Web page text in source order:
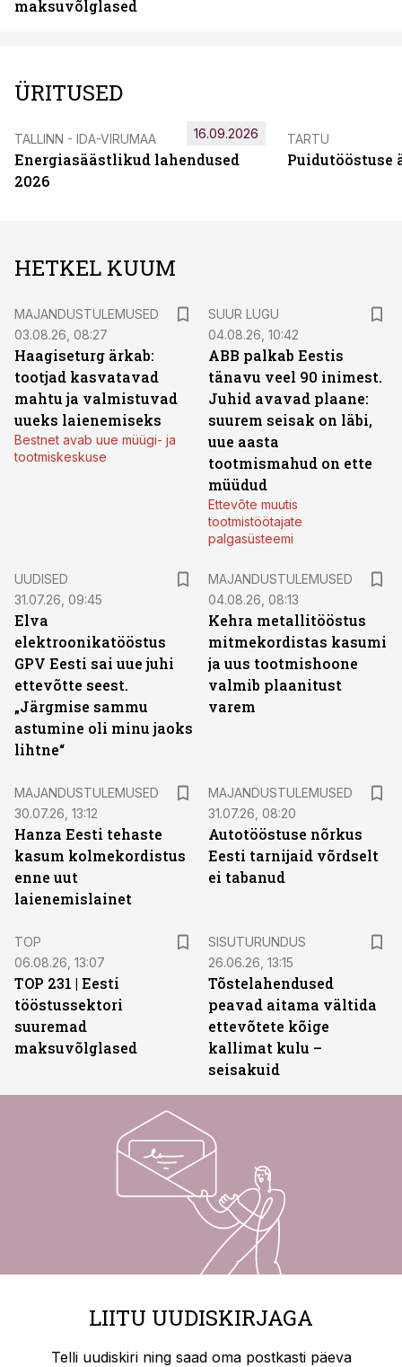
maksuvõlglased
ÜRITUSED
TALLINN - IDA-VIRUMAA
Energiasäästlikud lahendused
2026
16.09.2026 TARTU
Puidutööstuse
HETKEL KUUM
MAJANDUSTULEMUSED
03.08.26, 08:27
Haagiseturg ärkab:
tootjad kasvatavad
mahtu ja valmistuvad
uueks laienemiseks
Bestnet avab uue müügi- ja
tootmiskeskuse
SUUR LUGU
04.08.26, 10:42
ABB palkab Eestis
tänavu veel 90 inimest.
Juhid avavad plaane:
suurem seisak on läbi,
uue aasta
tootmismahud on ette
müüdud
Ettevõte muutis
tootmistöötajate
palgasüsteemi
UUDISED
31.07.26, 09:45
Elva
elektroonikatööstus
GPV Eesti sai uue juhi
ettevõtte seest.
„Järgmise sammu
astumine oli minu jaoks
lihtne“
MAJANDUSTULEMUSED
04.08.26, 08:13
Kehra metallitööstus
mitmekordistas kasumi
ja uus tootmishoone
valmib plaanitust
varem
MAJANDUSTULEMUSED
30.07.26, 13:12
Hanza Eesti tehaste
kasum kolmekordistus
enne uut
laienemislainet
MAJANDUSTULEMUSED
31.07.26, 08:20
Autotööstuse nõrkus
Eesti tarnijaid võrdselt
ei tabanud
TOP
06.08.26, 13:07
TOP 231 | Eesti
tööstussektori
suuremad
maksuvõlglased
SISUTURUNDUS
26.06.26, 13:15
Tõstelahendused
peavad aitama vältida
ettevõtete kõige
kallimat kulu –
seisakuid
LIITU UUDISKIRJAGA
Telli uudiskiri ning saad oma postkasti päeva